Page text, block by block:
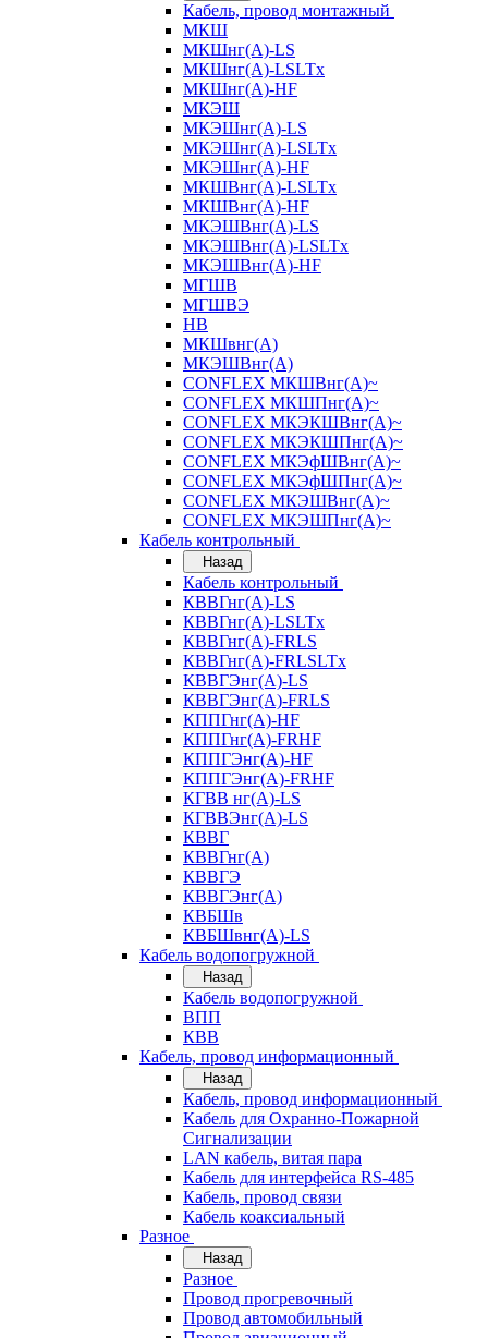
Кабель, провод монтажный
МКШ
МКШнг(А)-LS
МКШнг(А)-LSLTx
МКШнг(А)-HF
МКЭШ
МКЭШнг(А)-LS
МКЭШнг(А)-LSLTx
МКЭШнг(А)-HF
МКШВнг(A)-LSLTx
МКШВнг(А)-HF
МКЭШВнг(А)-LS
МКЭШВнг(A)-LSLTx
МКЭШВнг(А)-HF
МГШВ
МГШВЭ
НВ
МКШвнг(А)
МКЭШВнг(А)
CONFLEX МКШВнг(А)~
CONFLEX МКШПнг(А)~
CONFLEX МКЭКШВнг(А)~
CONFLEX МКЭКШПнг(А)~
CONFLEX МКЭфШВнг(А)~
CONFLEX МКЭфШПнг(А)~
CONFLEX МКЭШВнг(А)~
CONFLEX МКЭШПнг(А)~
Кабель контрольный
Назад
Кабель контрольный
КВВГнг(А)-LS
КВВГнг(А)-LSLTx
КВВГнг(А)-FRLS
КВВГнг(А)-FRLSLTx
КВВГЭнг(А)-LS
КВВГЭнг(А)-FRLS
КППГнг(А)-HF
КППГнг(А)-FRHF
КППГЭнг(А)-HF
КППГЭнг(А)-FRHF
КГВВ нг(А)-LS
КГВВЭнг(А)-LS
КВВГ
КВВГнг(А)
КВВГЭ
КВВГЭнг(А)
КВБШв
КВБШвнг(А)-LS
Кабель водопогружной
Назад
Кабель водопогружной
ВПП
КВВ
Кабель, провод информационный
Назад
Кабель, провод информационный
Кабель для Охранно-Пожарной
Сигнализации
LAN кабель, витая пара
Кабель для интерфейса RS-485
Кабель, провод связи
Кабель коаксиальный
Разное
Назад
Разное
Провод прогревочный
Провод автомобильный